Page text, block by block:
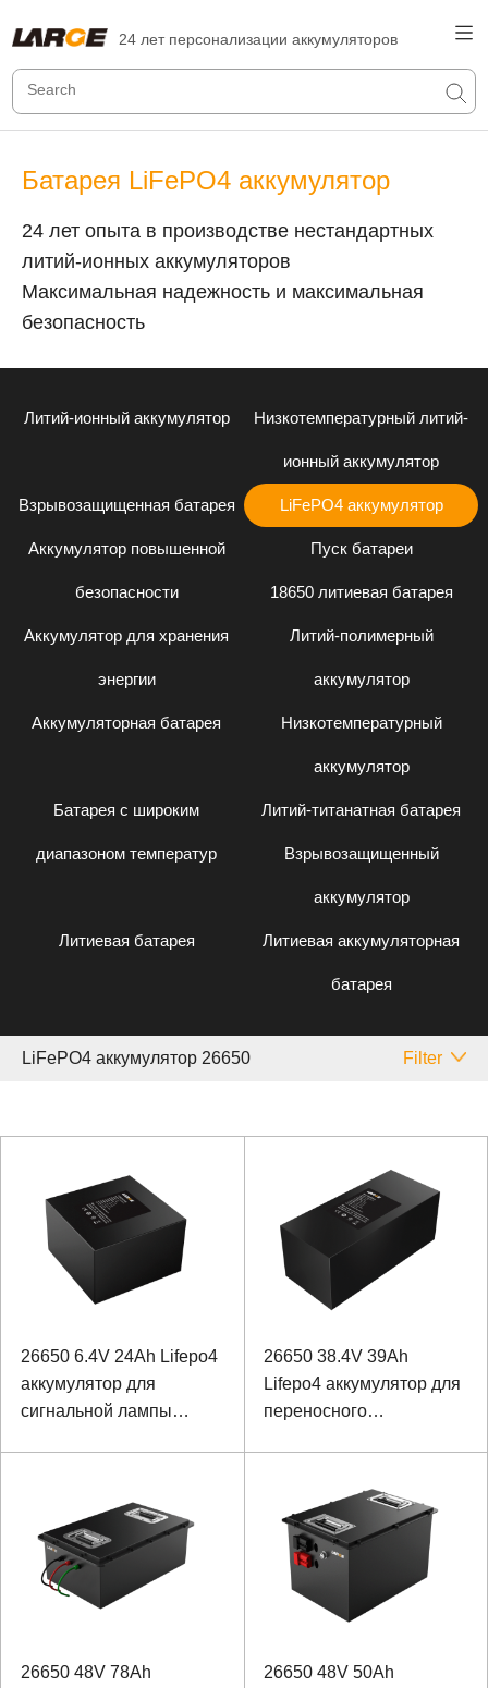
24 лет персонализации аккумуляторов
Батарея LiFePO4 аккумулятор
24 лет опыта в производстве нестандартных
литий-ионных аккумуляторов
Максимальная надежность и максимальная
безопасность
Литий-ионный аккумулятор Низкотемпературный литий-
ионный аккумулятор
Взрывозащищенная батарея LiFePO4 аккумулятор
Аккумулятор повышенной
безопасности
Пуск батареи
18650 литиевая батарея
Аккумулятор для хранения
энергии
Литий-полимерный
аккумулятор
Аккумуляторная батарея Низкотемпературный
аккумулятор
Батарея с широким
диапазоном температур
Литий-титанатная батарея
Взрывозащищенный
аккумулятор
Литиевая батарея Литиевая аккумуляторная
батарея
LiFePO4 аккумулятор 26650 Filter
26650 6.4V 24Ah Lifepo4
аккумулятор для
сигнальной лампы
26650 38.4V 39Ah
Lifepo4 аккумулятор для
переносного
комплекта B
26650 48V 78Ah
26650 48V 50Ah